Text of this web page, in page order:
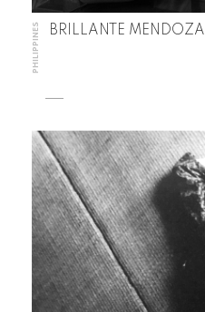
PHILIPPINES BRILLANTE MENDOZA